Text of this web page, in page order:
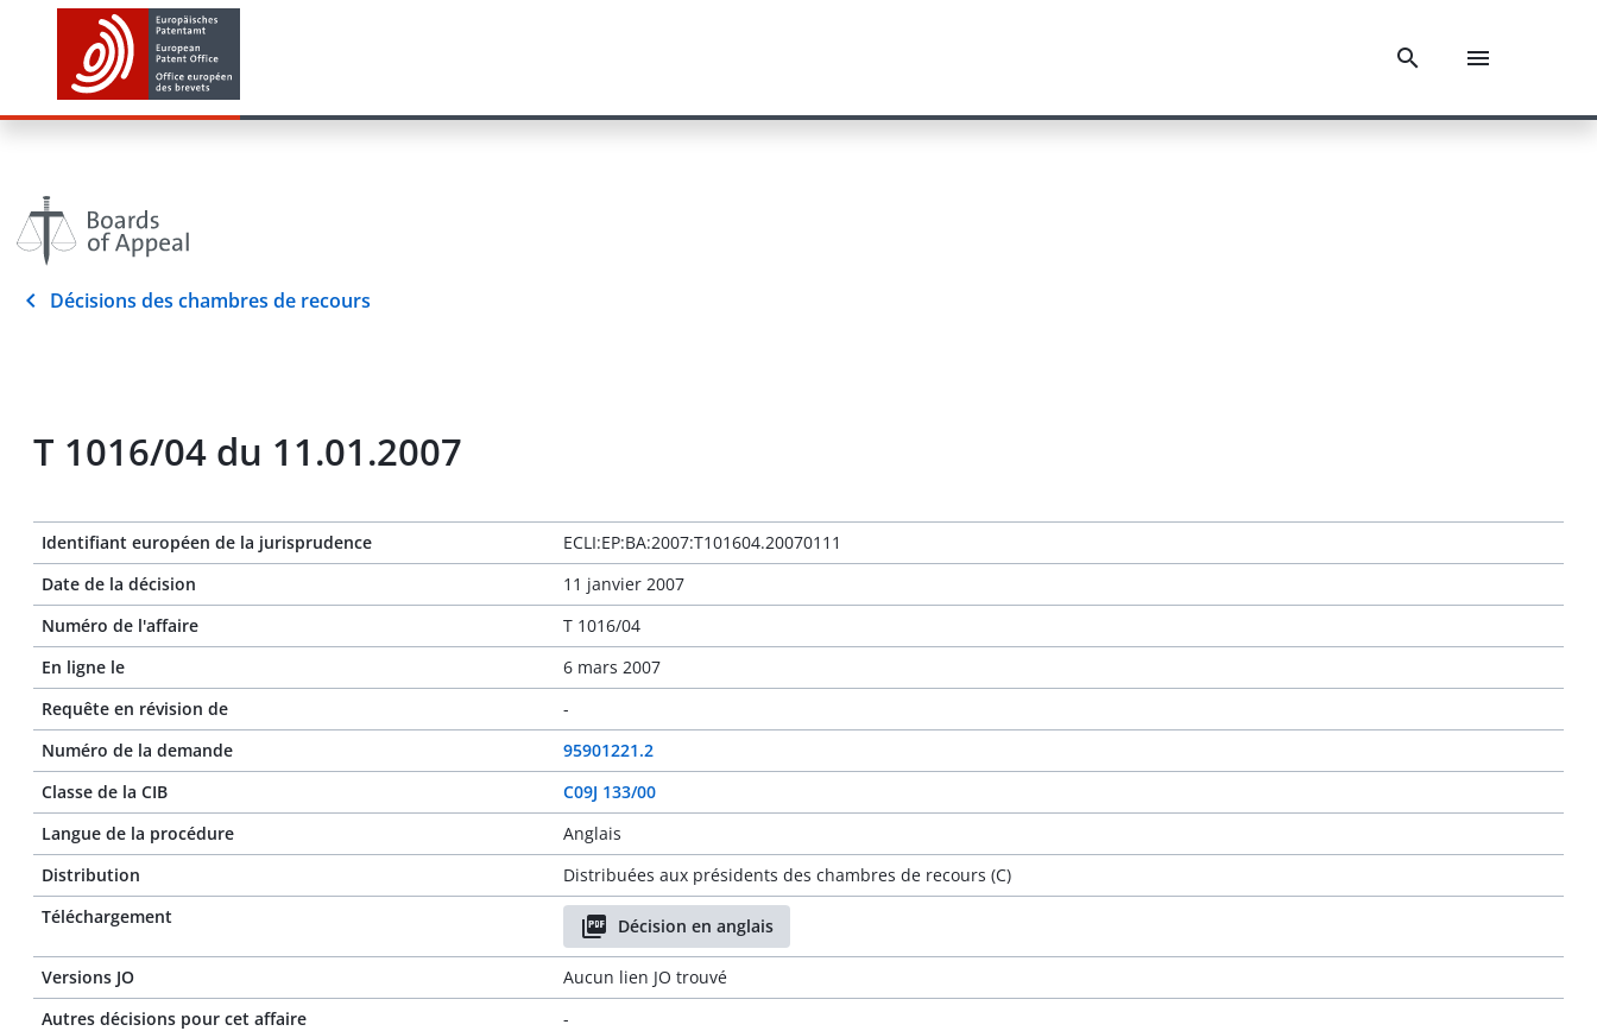
Décisions des chambres de recours
T 1016/04 du 11.01.2007
Identifiant européen de la jurisprudence
ECLI:EP:BA:2007:T101604.20070111
Date de la décision
11 janvier 2007
Numéro de l'affaire
T 1016/04
En ligne le
6 mars 2007
Requête en révision de
-
Numéro de la demande
95901221.2
Classe de la CIB
C09J 133/00
Langue de la procédure
Anglais
Distribution
Distribuées aux présidents des chambres de recours (C)
Téléchargement
Décision en anglais
Versions JO
Aucun lien JO trouvé
Autres décisions pour cet affaire
-